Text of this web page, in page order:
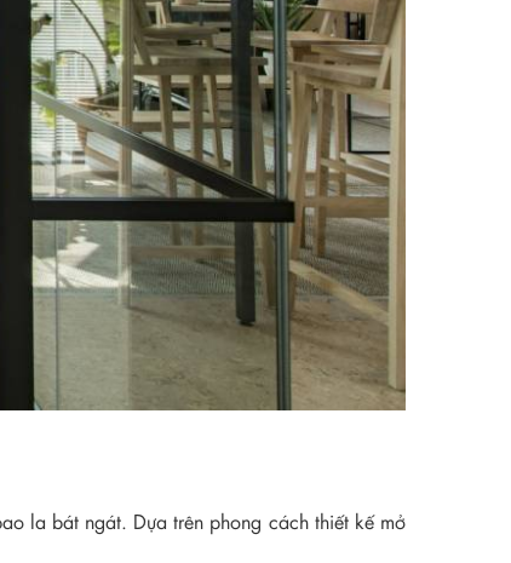
la bát ngát. Dựa trên phong cách thiết kế mở